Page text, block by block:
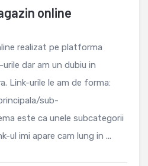
online
realizat pe platforma
dar am un dubiu in
Link-urile le am de forma:
sub-
este ca unele subcategorii
ul imi apare cam lung in ...